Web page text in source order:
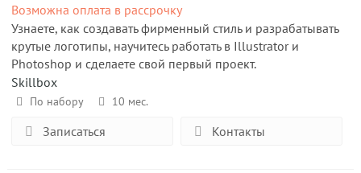
Возможна оплата в рассрочку
Узнаете, как создавать фирменный стиль и разрабатывать
крутые логотипы, научитесь работать в Illustrator и
Photoshop и сделаете свой первый проект.
Skillbox
По набору 10 мес.
Записаться Контакты